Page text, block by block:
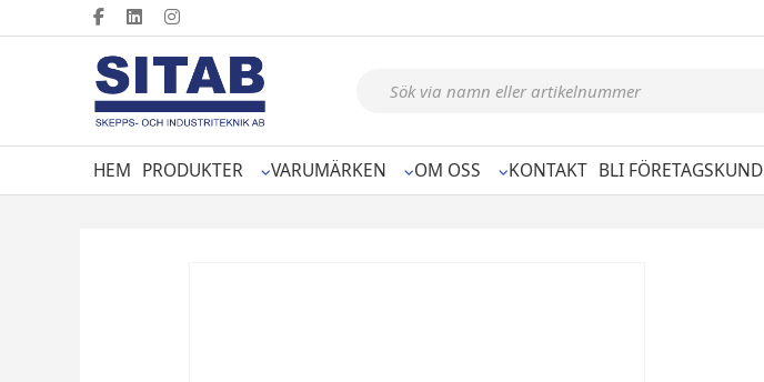
HEM PRODUKTER VARUMÄRKEN OM OSS KONTAKT BLI FÖRETAGSKUND